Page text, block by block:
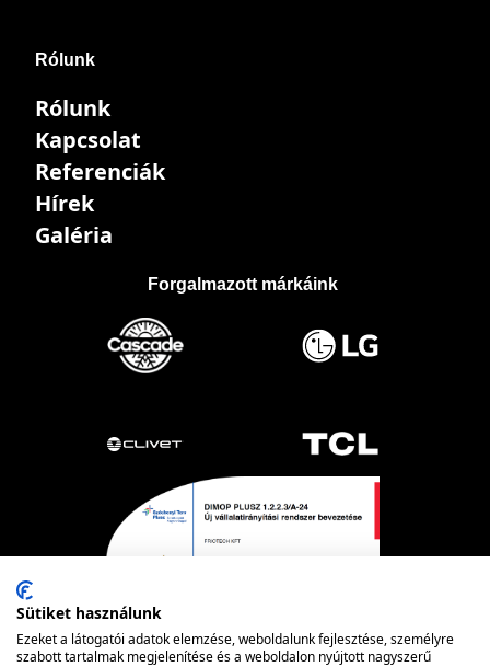
Rólunk
Rólunk
Kapcsolat
Referenciák
Hírek
Galéria
Forgalmazott márkáink
Sütiket használunk
Ezeket a látogatói adatok elemzése, weboldalunk fejlesztése, személyre
szabott tartalmak megjelenítése és a weboldalon nyújtott nagyszerű